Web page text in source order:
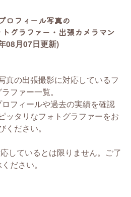
ロフィール写真の
グラファー・出張カメラマン
08月07日更新)
真の出張撮影に対応しているフ
ファー一覧。
フィールや過去の実績を確認
ッタリなフォトグラファーをお
ください。
しているとは限りません。ご了
ださい。